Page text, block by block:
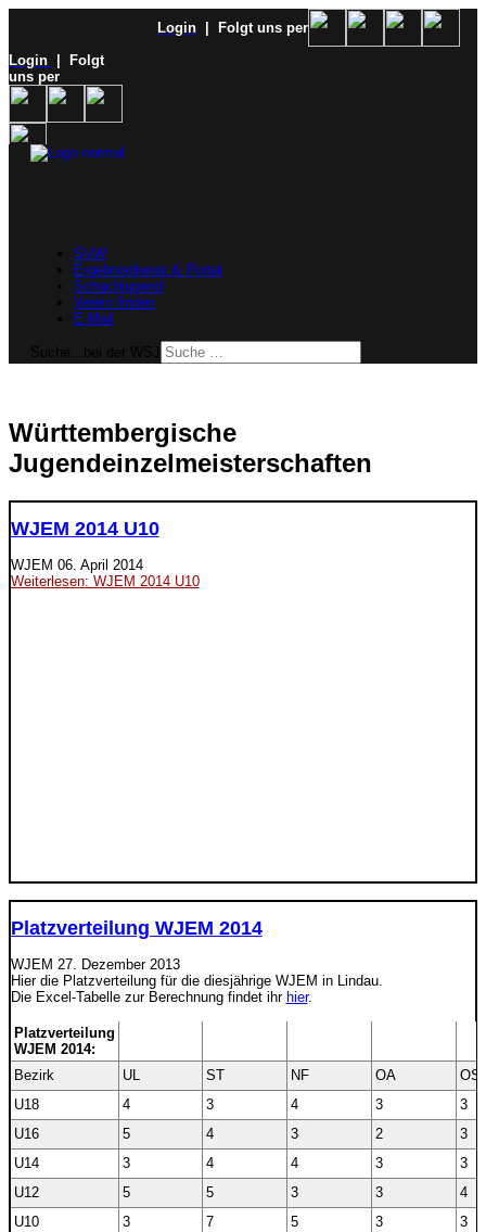
Login
| Folgt uns per
Login
| Folgt
uns per
SVW
Ergebnisdienst & Portal
Schachjugend
Verein finden
E-Mail
Württembergische
Jugendeinzelmeisterschaften
WJEM 2014 U10
WJEM 06. April 2014
Weiterlesen: WJEM 2014 U10
Platzverteilung WJEM 2014
WJEM 27. Dezember 2013
Hier die Platzverteilung für die diesjährige WJEM in Lindau.
Die Excel-Tabelle zur Berechnung findet ihr hier.
Platzverteilung
WJEM 2014:
Bezirk
UL ST NF OA
OS
U18
4 3 4 3
3
U16
5 4 3 2
3
U14
3 4 4 3
3
U12
5 5 3 3
4
U10
3 7 5 3 3